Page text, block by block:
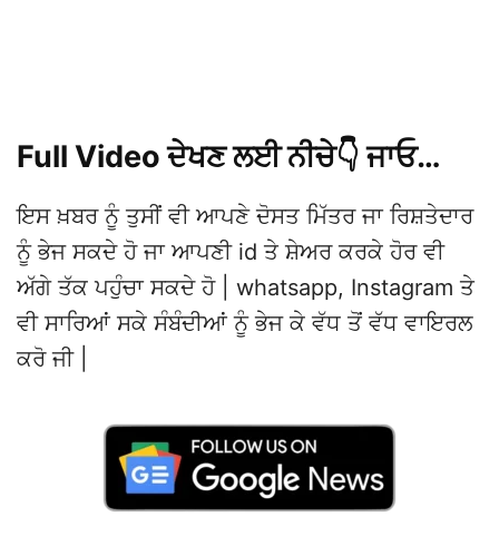
Full Video ਦੇਖਣ ਲਈ ਨੀਚੇ👇 ਜਾਓ…
ਇਸ ਖ਼ਬਰ ਨੂੰ ਤੁਸੀਂ ਵੀ ਆਪਣੇ ਦੋਸਤ ਮਿੱਤਰ ਜਾ ਰਿਸ਼ਤੇਦਾਰ
ਨੂੰ ਭੇਜ ਸਕਦੇ ਹੋ ਜਾ ਆਪਣੀ id ਤੇ ਸ਼ੇਅਰ ਕਰਕੇ ਹੋਰ ਵੀ
ਅੱਗੇ ਤੱਕ ਪਹੁੰਚਾ ਸਕਦੇ ਹੋ | whatsapp, Instagram ਤੇ
ਵੀ ਸਾਰਿਆਂ ਸਕੇ ਸੰਬੰਦੀਆਂ ਨੂੰ ਭੇਜ ਕੇ ਵੱਧ ਤੋਂ ਵੱਧ ਵਾਇਰਲ
ਕਰੋ ਜੀ |